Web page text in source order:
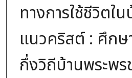
ทางการใช้ชีวิตใ
แนวคริสต์ : ศึก
กึ่งวิถีบ้านพระพ